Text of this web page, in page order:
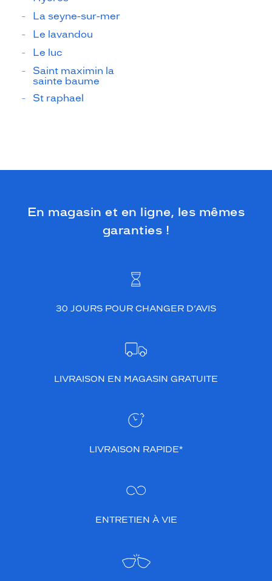
La seyne-sur-mer
Le lavandou
Le luc
Saint maximin la
sainte baume
St raphael
En magasin et en ligne, les mêmes
garanties !
30 JOURS POUR CHANGER D’AVIS
LIVRAISON EN MAGASIN GRATUITE
LIVRAISON RAPIDE*
ENTRETIEN À VIE